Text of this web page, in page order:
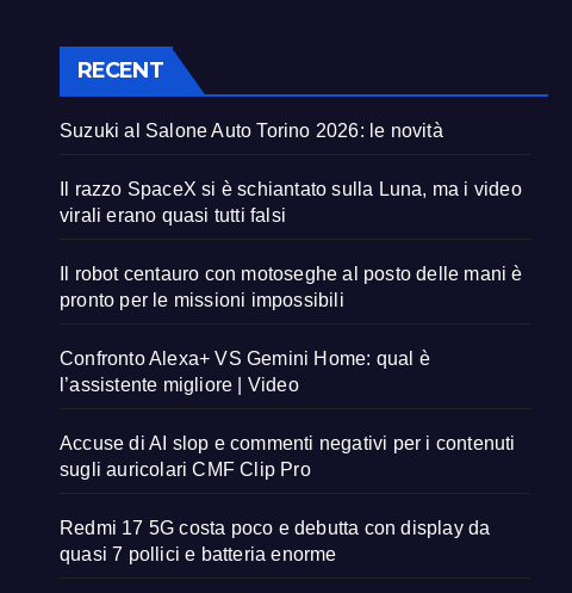
RECENT
Suzuki al Salone Auto Torino 2026: le novità
Il razzo SpaceX si è schiantato sulla Luna, ma i video
virali erano quasi tutti falsi
Il robot centauro con motoseghe al posto delle mani è
pronto per le missioni impossibili
Confronto Alexa+ VS Gemini Home: qual è
l’assistente migliore | Video
Accuse di AI slop e commenti negativi per i contenuti
sugli auricolari CMF Clip Pro
Redmi 17 5G costa poco e debutta con display da
quasi 7 pollici e batteria enorme